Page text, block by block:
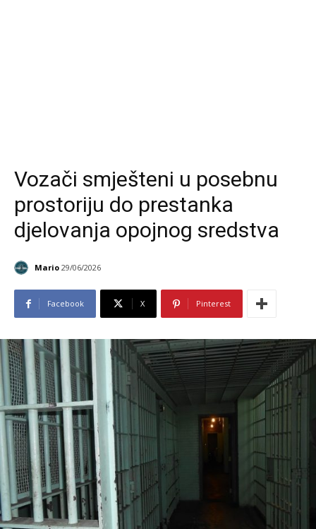
Vozači smješteni u posebnu
prostoriju do prestanka
djelovanja opojnog sredstva
Mario 29/06/2026
Facebook X Pinterest